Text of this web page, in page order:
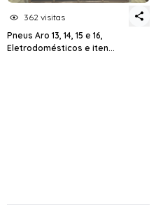
362 visitas
Pneus Aro 13, 14, 15 e 16,
Eletrodomésticos e iten...